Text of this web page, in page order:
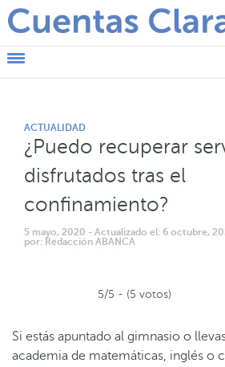
ACTUALIDAD
¿Puedo recuperar
disfrutados tras el
confinamiento?
5 mayo, 2020 - Actualizado el: 6 octubre,
por: Redacción ABANCA
5/5 - (5 votos)
Si estás apuntado al gimnasio o
academia de matemáticas, inglés o